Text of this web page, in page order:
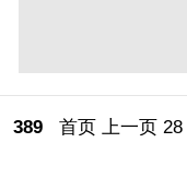
389 首页 上一页 28